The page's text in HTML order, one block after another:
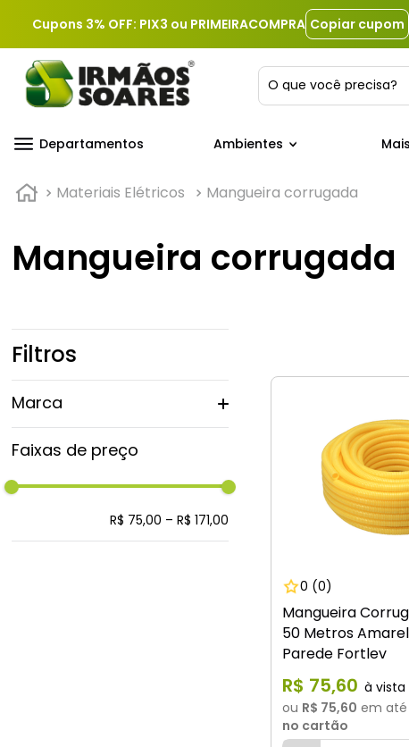
Cupons 3% OFF: PIX3 ou PRIMEIRACOMPRA Copiar cupom
O que você precisa?
Departamentos Ambientes
Materiais Elétricos Mangueira corrugada
Mangueira corrugada
Filtros
Marca
Mais pvc
Faixas de preço
R$ 75,00 – R$ 171,00
0 (0)
Mangueira
50 Metros
Parede Fortlev
R$ 75,60
ou R$ 75,60 em até
no cartão